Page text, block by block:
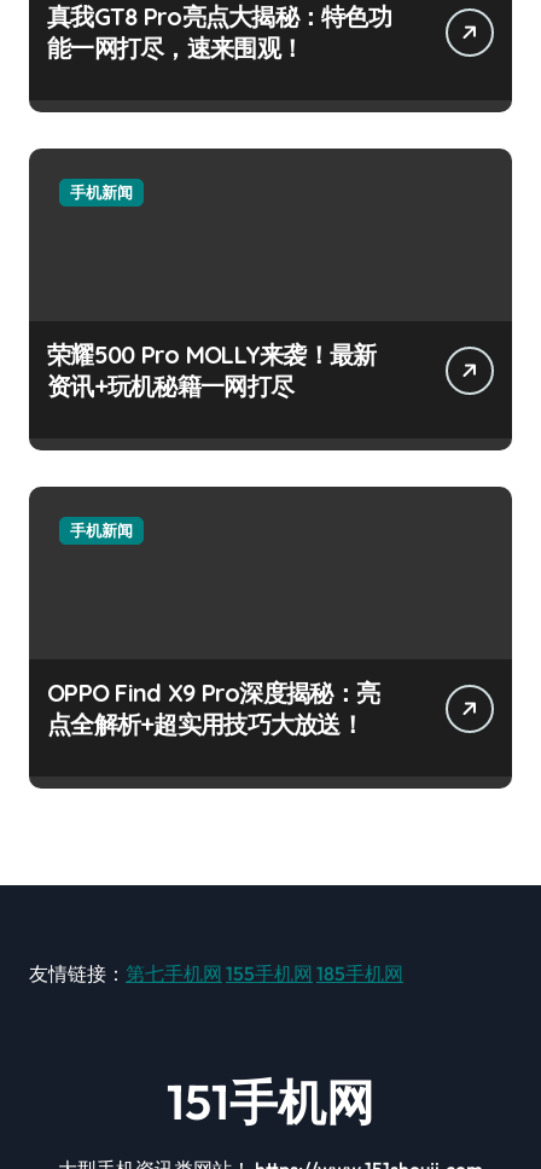
真我GT8 Pro亮点大揭秘：特色功
能一网打尽，速来围观！
手机新闻
荣耀500 Pro MOLLY来袭！最新
资讯+玩机秘籍一网打尽
手机新闻
OPPO Find X9 Pro深度揭秘：亮
点全解析+超实用技巧大放送！
友情链接： 第七手机网 155手机网 185手机网
151手机网